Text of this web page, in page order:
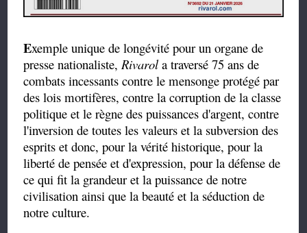
Exemple unique de longévité pour un organe de
presse nationaliste, Rivarola traversé 75 ans de
combats incessants contre le mensonge protégé par
des lois mortifères, contre la corruption de la classe
politique et le règne des puissances d'argent, contre
l'inversion de toutes les valeurs et la subversion des
esprits et donc, pour la vérité historique, pour la
liberté de pensée et d'expression, pour la défense de
ce qui fit la grandeur et la puissance de notre
civilisation ainsi que la beauté et la séduction de
notre culture.